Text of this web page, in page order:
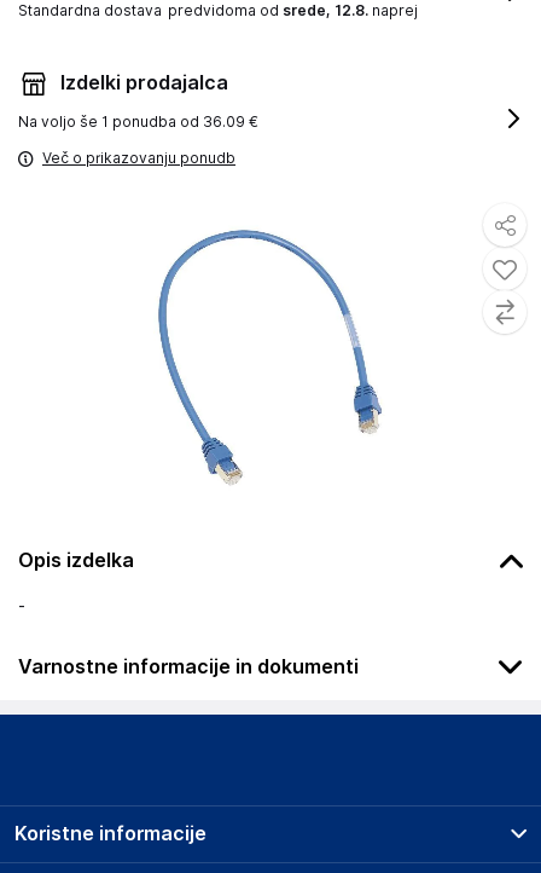
Opis izdelka
-
Varnostne informacije in dokumenti
Podatki o proizvajalcu
Hager
Standardna dostava predvidoma od srede, 12.8. naprej
Izdelki prodajalca
Na voljo še 1 ponudba od 36.09 €
Več o prikazovanju ponudb
Koristne informacije